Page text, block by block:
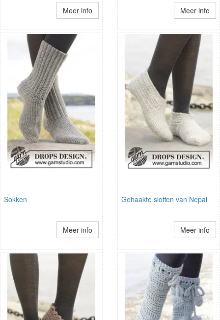
Meer info Meer info
Sokken
Meer info
Gehaakte sloffen van Nepal
Meer info